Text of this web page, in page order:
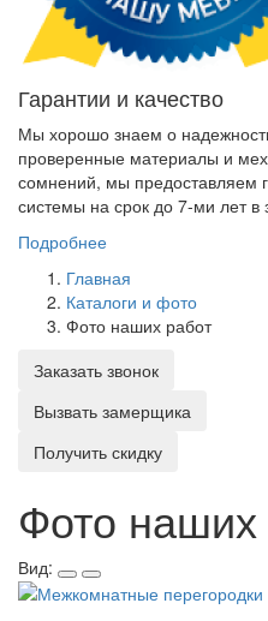
Гарантии и качество
Мы хорошо знаем о
проверенные материалы и
сомнений, мы предоставляем
системы на срок до 7-ми лет в
Подробнее
Главная
Каталоги и фото
Фото наших работ
Заказать звонок
Вызвать замерщика
Получить скидку
Фото наших
Вид: